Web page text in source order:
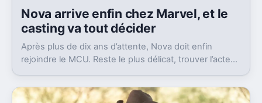
Nova arrive enfin chez Marvel, et le
casting va tout décider
Après plus de dix ans d’attente, Nova doit enfin
rejoindre le MCU. Reste le plus délicat, trouver l’acteur